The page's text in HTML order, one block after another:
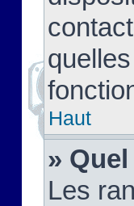
Haut
»
Les